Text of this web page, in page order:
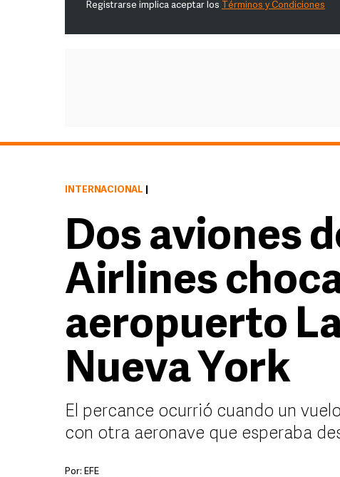
Registrarse implica aceptar los Términos y Condiciones
INTERNACIONAL
Dos aviones
Airlines
aeropuerto
Nueva York
El percance ocurrió cuando un
con otra aeronave que esperaba
Por: EFE